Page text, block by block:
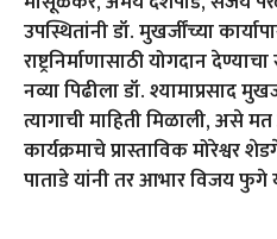
उपस्थितांनी डॉ. मुखर्जींच्या
राष्ट्रनिर्माणासाठी योगदान
नव्या पिढीला डॉ. श्यामाप्रसाद
त्यागाची माहिती मिळाली, असे
कार्यक्रमाचे प्रास्ताविक
पाताडे यांनी तर आभार विजय फुगे